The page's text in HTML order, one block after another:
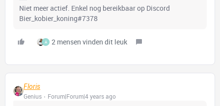
Niet meer actief. Enkel nog bereikbaar op Discord
Bier_kobier_koning#7378
A 2 mensen vinden dit leuk
Floris
Genius
Forum|Forum|4 years ago